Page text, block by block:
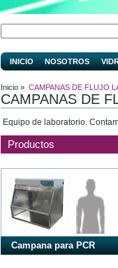
INICIO NOSOTROS
Inicio » CAMPANAS DE FLUJO
CAMPANAS DE
Equipo de laboratorio.
Productos
Campana para PCR